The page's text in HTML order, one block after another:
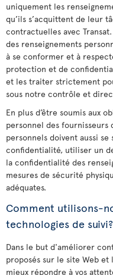
uniquement les
qu’ils s’acquittent de leur
contractuelles avec
des renseignements
à se conformer et à
protection et de
et les traiter strictement
sous notre contrôle et
En plus d’être soumis aux
personnel des fournisseurs
personnels doivent aussi
confidentialité, utiliser un
la confidentialité des
mesures de sécurité
adéquates.
Comment utilisons-
technologies de suivi?
Dans le but d'améliorer
proposés sur le site Web et
mieux répondre à vos